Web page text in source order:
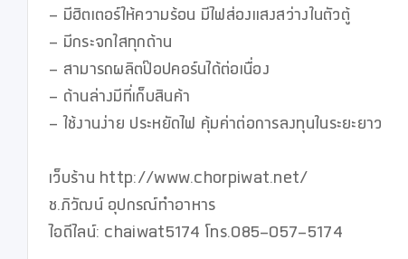
- มีฮิตเตอร์ให้ความร้อน มีไฟส่องแสงสว่างในตัวตู้
- มีกระจกใสทุกด้าน
- สามารถผลิตป๊อปคอร์นได้ต่อเนื่อง
- ด้านล่างมีที่เก็บสินค้า
- ใช้งานง่าย ประหยัดไฟ คุ้มค่าต่อการลงทุนในระยะยาว
เว็บร้าน http://www.chorpiwat.net/
ช.ภิวัฒน์ อุปกรณ์ทำอาหาร
ไอดีไลน์: chaiwat5174 โทร.085-057-5174